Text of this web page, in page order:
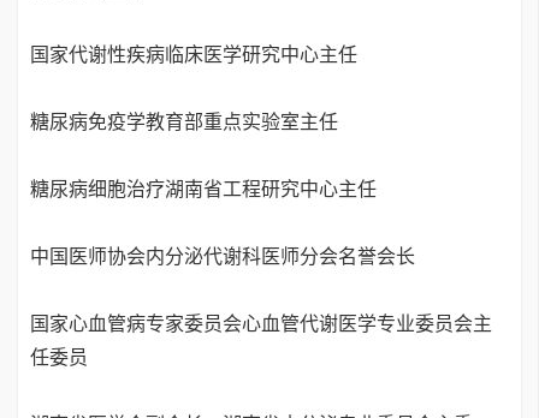
国家代谢性疾病临床医学研究中心主任
糖尿病免疫学教育部重点实验室主任
糖尿病细胞治疗湖南省工程研究中心主任
中国医师协会内分泌代谢科医师分会名誉会长
国家心血管病专家委员会心血管代谢医学专业委员会主
任委员